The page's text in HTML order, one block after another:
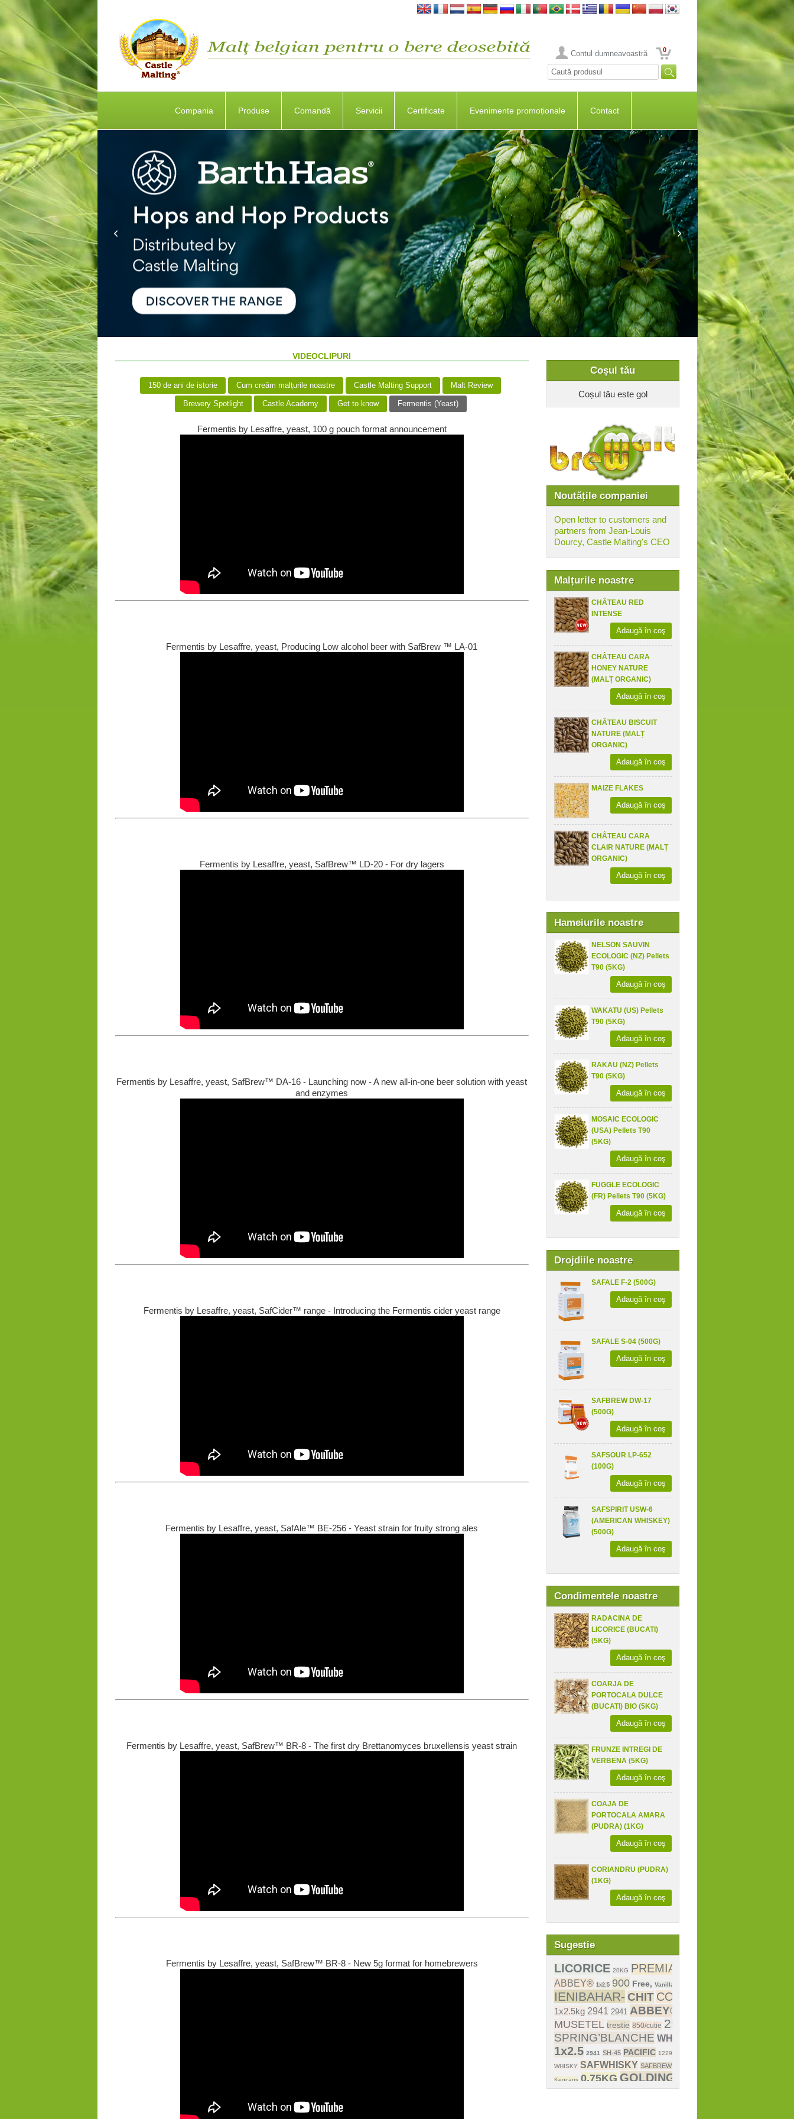
Contul dumneavoastră 0
Compania Produse Comandă Servicii Certificate Evenimente promoționale Contact
Coșul tău
Coșul tău este gol
Noutățile companiei
Open letter to customers and
partners from Jean-Louis
Dourcy, Castle Malting's CEO
Malțurile noastre
CHÂTEAU RED
INTENSE
Adaugă în coş
CHÂTEAU CARA
HONEY NATURE
(MALȚ ORGANIC)
Adaugă în coş
CHÂTEAU BISCUIT
NATURE (MALȚ
ORGANIC)
Adaugă în coş
MAIZE FLAKES
Adaugă în coş
CHÂTEAU CARA
CLAIR NATURE (MALȚ
ORGANIC)
Adaugă în coş
Hameiurile noastre
NELSON SAUVIN
ECOLOGIC (NZ) Pellets
T90 (5KG)
Adaugă în coş
WAKATU (US) Pellets
T90 (5KG)
Adaugă în coş
RAKAU (NZ) Pellets
T90 (5KG)
Adaugă în coş
MOSAIC ECOLOGIC
(USA) Pellets T90
(5KG)
Adaugă în coş
FUGGLE ECOLOGIC
(FR) Pellets T90 (5KG)
Adaugă în coş
Drojdiile noastre
SAFALE F-2 (500G)
Adaugă în coş
SAFALE S-04 (500G)
Adaugă în coş
SAFBREW DW-17
(500G)
Adaugă în coş
SAFSOUR LP-652
(100G)
Adaugă în coş
SAFSPIRIT USW-6
(AMERICAN WHISKEY)
(500G)
Adaugă în coş
Condimentele noastre
RADACINA DE
LICORICE (BUCATI)
(5KG)
Adaugă în coş
COARJA DE
PORTOCALA DULCE
(BUCATI) BIO (5KG)
Adaugă în coş
FRUNZE INTREGI DE
VERBENA (5KG)
Adaugă în coş
COAJA DE
PORTOCALA AMARA
(PUDRA) (1KG)
Adaugă în coş
CORIANDRU (PUDRA)
(1KG)
Adaugă în coş
Sugestie
VIDEOCLIPURI
150 de ani de istorie Cum creăm malțurile noastre Castle Malting Support Malt Review
Brewery Spotlight Castle Academy Get to know Fermentis (Yeast)
Fermentis by Lesaffre, yeast, 100 g pouch format announcement
Fermentis by Lesaffre, yeast, Producing Low alcohol beer with SafBrew ™ LA-01
Fermentis by Lesaffre, yeast, SafBrew™ LD-20 - For dry lagers
Fermentis by Lesaffre, yeast, SafBrew™ DA-16 - Launching now - A new all-in-one beer solution with yeast
and enzymes
Fermentis by Lesaffre, yeast, SafCider™ range - Introducing the Fermentis cider yeast range
Fermentis by Lesaffre, yeast, SafAle™ BE-256 - Yeast strain for fruity strong ales
Fermentis by Lesaffre, yeast, SafBrew™ BR-8 - The first dry Brettanomyces bruxellensis yeast strain
Fermentis by Lesaffre, yeast, SafBrew™ BR-8 - New 5g format for homebrewers